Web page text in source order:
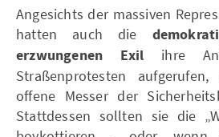
Angesichts der massiven
hatten auch die
erzwungenen Exil ihre
Straßenprotesten
offene Messer der
Stattdessen sollten sie die